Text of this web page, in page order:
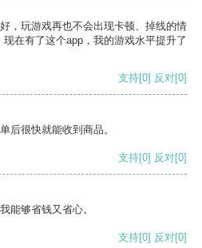
，玩游戏再也不会出现卡顿、掉线的情
在有了这个app，我的游戏水平提升了
支持[0] 反对[0]
后很快就能收到商品。
支持[0] 反对[0]
能够省钱又省心。
支持[0] 反对[0]